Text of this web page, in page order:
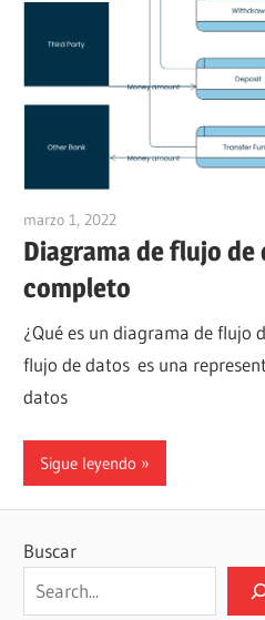
marzo 1, 2022
Diagrama de flujo
completo
¿Qué es un diagrama de flujo
flujo de datos es una
datos
Sigue leyendo
Buscar